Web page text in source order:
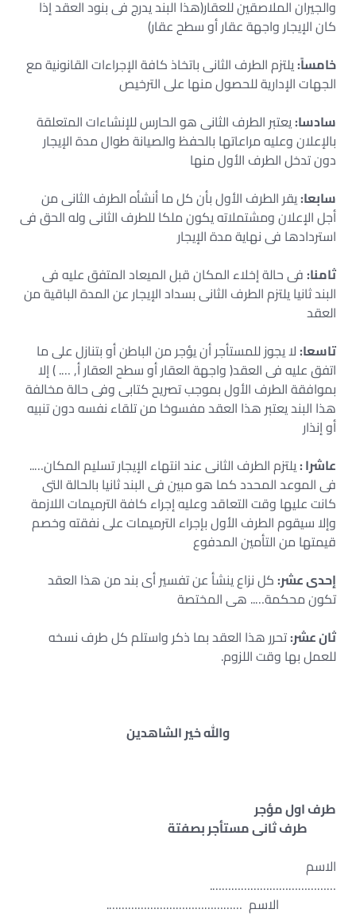
والجيران الملاصقين للعقار(هذا البند يدرج فى بنود العقد إذا
كان الإيجار واجهة عقار أو سطح عقار)
خامساً:يلتزم الطرف الثانى باتخاذ كافة الإجراءات القانونية مع
الجهات الإدارية للحصول منها على الترخيص
سادسا:يعتبر الطرف الثانى هو الحارس للإنشاءات المتعلقة
بالإعلان وعليه مراعاتها بالحفظ والصيانة طوال مدة الإيجار
دون تدخل الطرف الأول منها
سابعا:يقر الطرف الأول بأن كل ما أنشأه الطرف الثانى من
أجل الإعلان ومشتملاته يكون ملكا للطرف الثانى وله الحق فى
استردادها فى نهاية مدة الإيجار
ثامنا:فى حالة إخلاء المكان قبل الميعاد المتفق عليه فى
البند ثانيا يلتزم الطرف الثانى بسداد الإيجار عن المدة الباقية من
العقد
تاسعا:لا يجوز للمستأجر أن يؤجر من الباطن أو بتنازل على ما
اتفق عليه فى العقد( واجهة العقار أو سطح العقار أ, …. ) إلا
بموافقة الطرف الأول بموجب تصريح كتابى وفى حالة مخالفة
هذا البند يعتبر هذا العقد مفسوخا من تلقاء نفسه دون تنبيه
أو إنذار
عاشرا :يلتزم الطرف الثانى عند انتهاء الإيجار تسليم المكان…..
فى الموعد المحدد كما هو مبين فى البند ثانيا بالحالة التى
كانت عليها وقت التعاقد وعليه إجراء كافة الترميمات اللازمة
وإلا سيقوم الطرف الأول بإجراء الترميمات على نفقته وخصم
قيمتها من التأمين المدفوع
إحدى عشر:كل نزاع ينشأ عن تفسير أى بند من هذا العقد
تكون محكمة….. هى المختصة
ثان عشر:تحرر هذا العقد بما ذكر واستلم كل طرف نسخه
للعمل بها وقت اللزوم.
والله خير الشاهدين
طرف اول مؤجر
طرف ثانى مستأجر بصفتة
الاسم
………………………………….
الاسم …………………………………….